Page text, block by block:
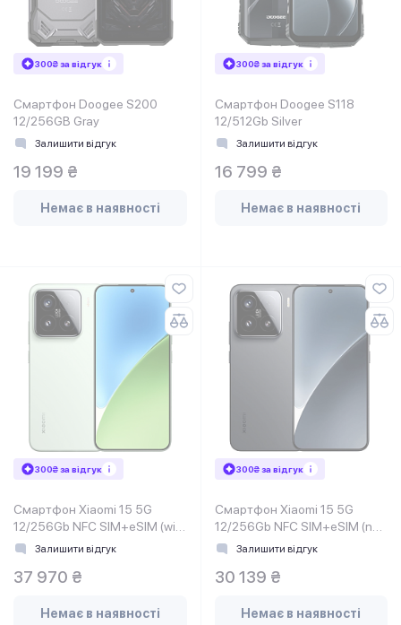
300₴ за відгук
Смартфон Doogee S200
12/256GB Gray
Залишити відгук
19 199 ₴
Немає в наявності
300₴ за відгук
Смартфон Doogee S118
12/512Gb Silver
Залишити відгук
16 799 ₴
Немає в наявності
300₴ за відгук
Смартфон Xiaomi 15 5G
12/256Gb NFC SIM+eSIM (with
charger) Green EU
Залишити відгук
37 970 ₴
Немає в наявності
300₴ за відгук
Смартфон Xiaomi 15 5G
12/256Gb NFC SIM+eSIM (no
charger) Black EU
Залишити відгук
30 139 ₴
Немає в наявності